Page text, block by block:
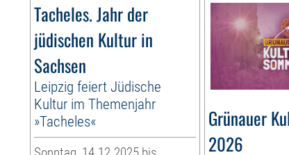
Tacheles. Jahr der
jüdischen Kultur in
Sachsen
Leipzig feiert Jüdische
Kultur im Themenjahr
»Tacheles«
Grünauer
2026